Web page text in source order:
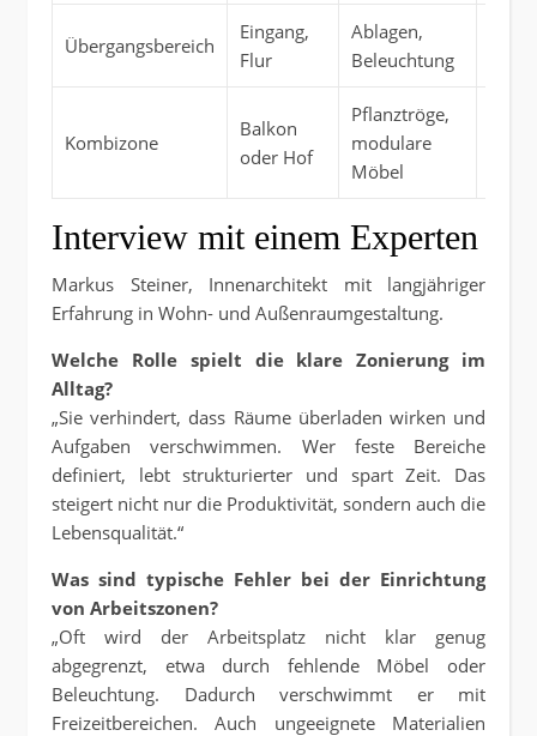
Übergangsbereich
Eingang,
Flur
Ablagen,
Beleuchtung
Kombizone
Balkon
oder Hof
Pflanztröge,
modulare
Möbel
Interview mit einem Experten
Markus Steiner, Innenarchitekt mit langjähriger
Erfahrung in Wohn- und Außenraumgestaltung.
Welche Rolle spielt die klare Zonierung im
Alltag?
„Sie verhindert, dass Räume überladen wirken und
Aufgaben verschwimmen. Wer feste Bereiche
definiert, lebt strukturierter und spart Zeit. Das
steigert nicht nur die Produktivität, sondern auch die
Lebensqualität.“
Was sind typische Fehler bei der Einrichtung
von Arbeitszonen?
„Oft wird der Arbeitsplatz nicht klar genug
abgegrenzt, etwa durch fehlende Möbel oder
Beleuchtung. Dadurch verschwimmt er mit
Freizeitbereichen. Auch ungeeignete Materialien